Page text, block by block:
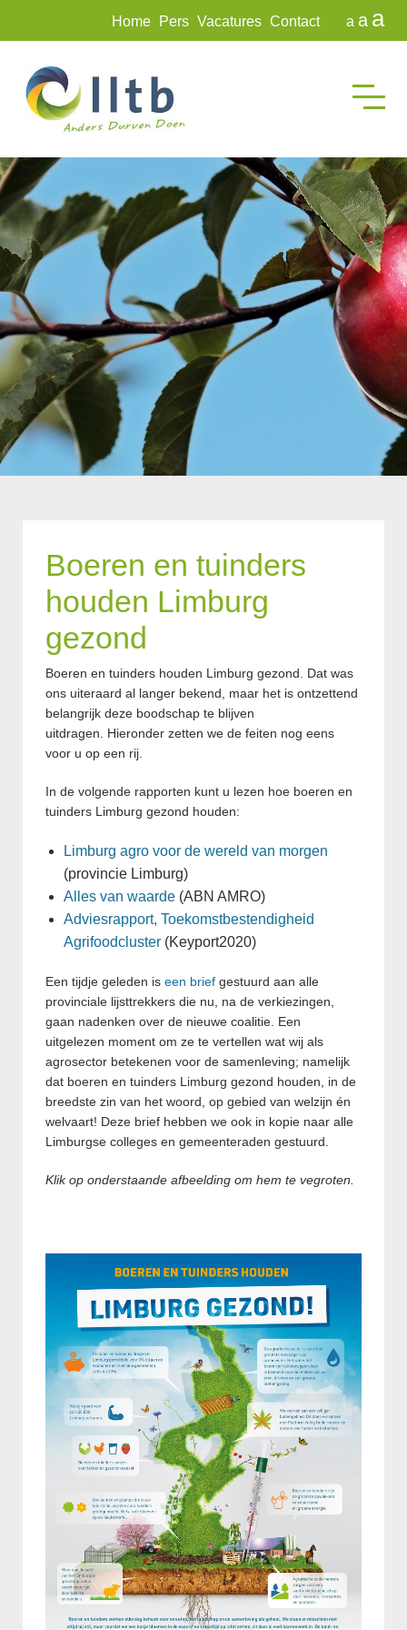
Home Pers Vacatures Contact a a a
Boeren en tuinders
houden Limburg
gezond
Boeren en tuinders houden Limburg gezond. Dat was
ons uiteraard al langer bekend, maar het is ontzettend
belangrijk deze boodschap te blijven
uitdragen. Hieronder zetten we de feiten nog eens
voor u op een rij.
In de volgende rapporten kunt u lezen hoe boeren en
tuinders Limburg gezond houden:
Limburg agro voor de wereld van morgen
(provincie Limburg)
Alles van waarde (ABN AMRO)
Adviesrapport, Toekomstbestendigheid
Agrifoodcluster (Keyport2020)
Een tijdje geleden is een brief gestuurd aan alle
provinciale lijsttrekkers die nu, na de verkiezingen,
gaan nadenken over de nieuwe coalitie. Een
uitgelezen moment om ze te vertellen wat wij als
agrosector betekenen voor de samenleving; namelijk
dat boeren en tuinders Limburg gezond houden, in de
breedste zin van het woord, op gebied van welzijn én
welvaart! Deze brief hebben we ook in kopie naar alle
Limburgse colleges en gemeenteraden gestuurd.
Klik op onderstaande afbeelding om hem te vegroten.